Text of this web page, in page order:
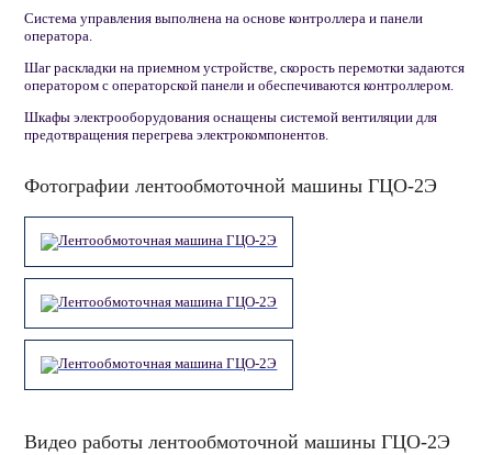
Система управления выполнена на основе контроллера и панели
оператора.
Шаг раскладки на приемном устройстве, скорость перемотки задаются
оператором с операторской панели и обеспечиваются контроллером.
Шкафы электрооборудования оснащены системой вентиляции для
предотвращения перегрева электрокомпонентов.
Фотографии лентообмоточной машины ГЦО-2Э
Видео работы лентообмоточной машины ГЦО-2Э